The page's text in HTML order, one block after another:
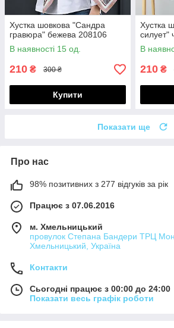
Хустка шовкова "Сандра
гравюра" бежева 208106
В наявності 15 од.
210 ₴ 300 ₴
Купити
Хустка
силует"
В
210 ₴
Показати ще
Про нас
98% позитивних з 277 відгуків за рік
Працює з 07.06.2016
м. Хмельницький
провулок Степана Бандери ТРЦ
Хмельницький, Україна
Контакти
Сьогодні працює з 00:00 до 24:00
Показати весь графік роботи